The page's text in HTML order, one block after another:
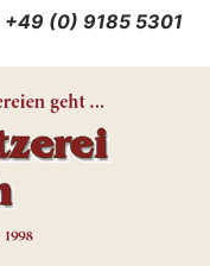
+49 (0) 9185 5301